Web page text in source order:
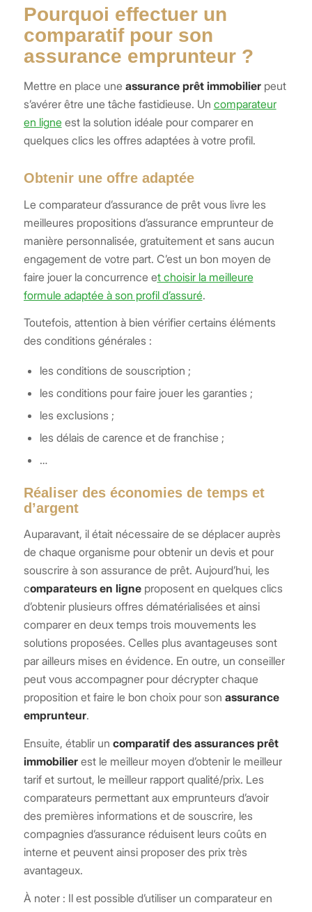
Pourquoi effectuer un
comparatif pour son
assurance emprunteur ?
Mettre en place une assurance prêt immobilier peut
s’avérer être une tâche fastidieuse. Un comparateur
en ligneest la solution idéale pour comparer en
quelques clics les offres adaptées à votre profil.
Obtenir une offre adaptée
Le comparateur d’assurance de prêt vous livre les
meilleures propositions d’assurance emprunteur de
manière personnalisée, gratuitement et sans aucun
engagement de votre part. C’est un bon moyen de
faire jouer la concurrence et choisir la meilleure
formule adaptée à son profil d’assuré.
Toutefois, attention à bien vérifier certains éléments
des conditions générales :
les conditions de souscription ;
les conditions pour faire jouer les garanties ;
les exclusions ;
les délais de carence et de franchise ;
…
Réaliser des économies de temps et
d’argent
Auparavant, il était nécessaire de se déplacer auprès
de chaque organisme pour obtenir un devis et pour
souscrire à son assurance de prêt. Aujourd’hui, les
comparateurs en ligneproposent en quelques clics
d’obtenir plusieurs offres dématérialisées et ainsi
comparer en deux temps trois mouvements les
solutions proposées. Celles plus avantageuses sont
par ailleurs mises en évidence. En outre, un conseiller
peut vous accompagner pour décrypter chaque
proposition et faire le bon choix pour son assurance
emprunteur.
Ensuite, établir un comparatif des assurances prêt
immobilierest le meilleur moyen d’obtenir le meilleur
tarif et surtout, le meilleur rapport qualité/prix. Les
comparateurs permettant aux emprunteurs d’avoir
des premières informations et de souscrire, les
compagnies d’assurance réduisent leurs coûts en
interne et peuvent ainsi proposer des prix très
avantageux.
À noter : Il est possible d’utiliser un comparateur en